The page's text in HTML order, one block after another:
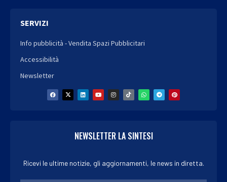
SERVIZI
Info pubblicità - Vendita Spazi Pubblicitari
Accessibilità
Newsletter
NEWSLETTER LA SINTESI
Ricevi le ultime notizie, gli aggiornamenti, le news in diretta.